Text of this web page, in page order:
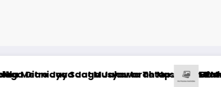
Kondusif
SI Kerakyatan ke-XIX di Jambi, Delegasi
Raih UHC Awards 2026, Jakarta Selatan